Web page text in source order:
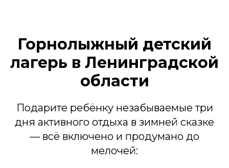
Горнолыжный детский
лагерь в Ленинградской
области
Подарите ребёнку незабываемые три
дня активного отдыха в зимней сказке
— всё включено и продумано до
мелочей: